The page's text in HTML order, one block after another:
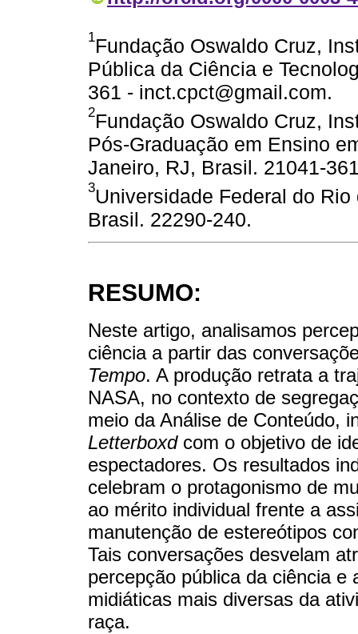
1Fundação Oswaldo Cruz,
Pública da Ciência e
361 - inct.cpct@gmail.com.
2Fundação Oswaldo Cruz,
Pós-Graduação em Ensino
Janeiro, RJ, Brasil. 21041-
3Universidade Federal do
Brasil. 22290-240.
RESUMO:
Neste artigo, analisamos
ciência a partir das
Tempo. A produção retrata a
NASA, no contexto de
meio da Análise de Conteúdo,
Letterboxdcom o objetivo de
espectadores. Os resultados
celebram o protagonismo de
ao mérito individual frente a
manutenção de estereótipos
Tais conversações desvelam
percepção pública da ciência e
midiáticas mais diversas da
raça.